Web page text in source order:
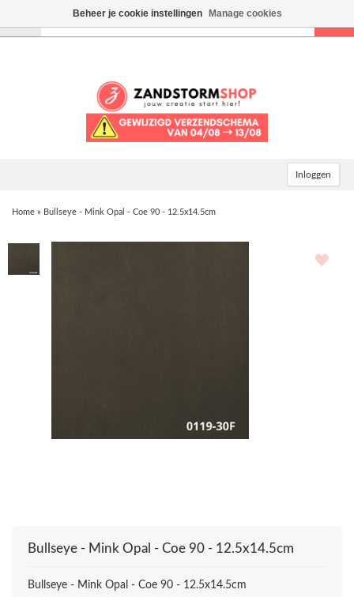
Inloggen
Home » Bullseye - Mink Opal - Coe 90 - 12.5x14.5cm
Bullseye - Mink Opal - Coe 90 - 12.5x14.5cm
Bullseye - Mink Opal - Coe 90 - 12.5x14.5cm
Beheer je cookie instellingen Manage cookies